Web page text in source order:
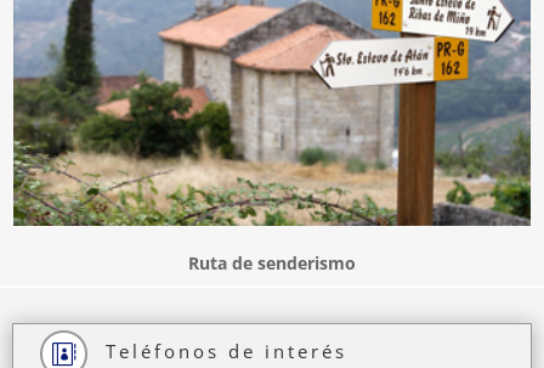
Ruta de senderismo
 Teléfonos de interés